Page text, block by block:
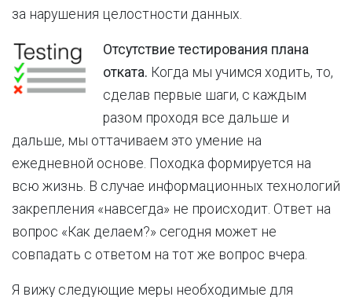
за нарушения целостности данных.
Отсутствие тестирования плана
отката. Когда мы учимся ходить, то,
сделав первые шаги, с каждым
разом проходя все дальше и
дальше, мы оттачиваем это умение на
ежедневной основе. Походка формируется на
всю жизнь. В случае информационных технологий
закрепления «навсегда» не происходит. Ответ на
вопрос «Как делаем?» сегодня может не
совпадать с ответом на тот же вопрос вчера.
Я вижу следующие меры необходимые для